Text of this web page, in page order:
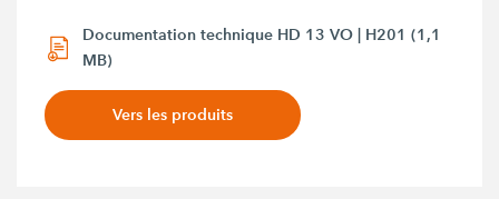
Documentation technique HD 13 VO | H201 (1,1
MB)
Vers les produits